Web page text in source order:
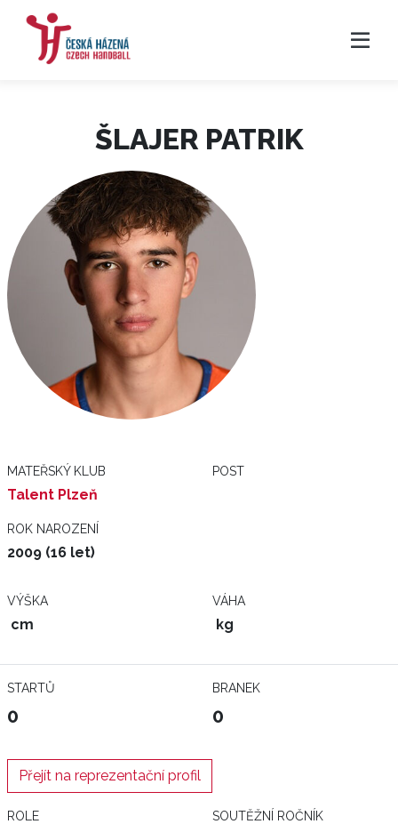
ŠLAJER PATRIK
MATEŘSKÝ KLUB
Talent Plzeň
POST
ROK NAROZENÍ
2009 (16 let)
VÝŠKA
cm
VÁHA
kg
STARTŮ
0
BRANEK
0
Přejít na reprezentační profil
ROLE SOUTĚŽNÍ ROČNÍK